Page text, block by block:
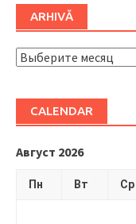
ARHIVĂ
ARHIVĂ
CALENDAR
Август 2026
Пн Вт Ср